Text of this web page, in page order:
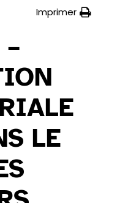
Imprimer
LE